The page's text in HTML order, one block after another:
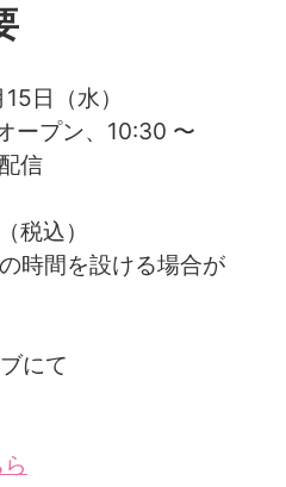
日（水）
ープン、10:30 〜
信
税込）
時間を設ける場合が
にて